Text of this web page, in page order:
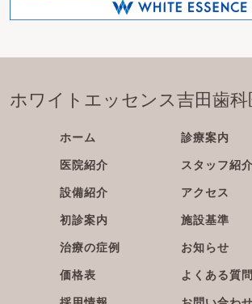
ホワイトエッセンス吉田歯科
ホーム
医院紹介
設備紹介
初診案内
診療案内
スタッフ紹介
アクセス
施設基準
治療の症例
価格表
お知らせ
よくある質問